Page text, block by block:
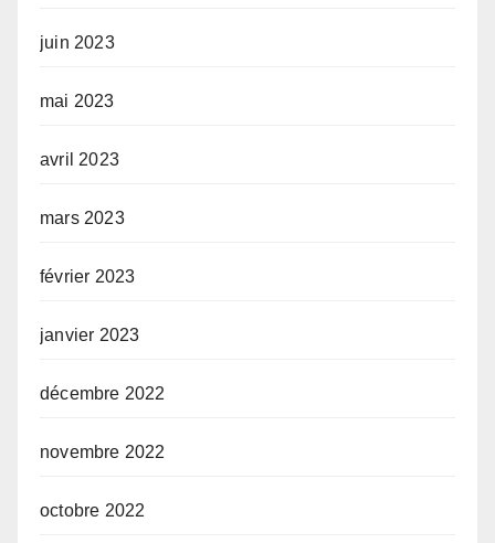
juin 2023
mai 2023
avril 2023
mars 2023
février 2023
janvier 2023
décembre 2022
novembre 2022
octobre 2022